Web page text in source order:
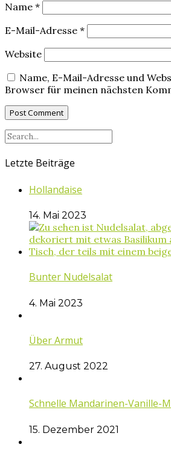
Name *
E-Mail-Adresse *
Website
Name, E-Mail-Adresse und
Browser für meinen nächsten
Letzte Beiträge
Hollandaise
14. Mai 2023
Bunter Nudelsalat
4. Mai 2023
Über Armut
27. August 2022
Schnelle Mandarinen-Vanille-
15. Dezember 2021